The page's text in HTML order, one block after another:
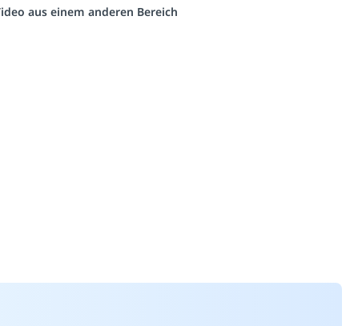
aus einem anderen Bereich